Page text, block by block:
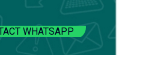
WHATSAPP